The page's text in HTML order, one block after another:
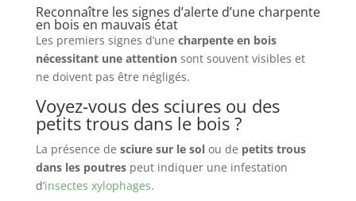
Reconnaître les signes d’alerte d’une charpente
en bois en mauvais état
Les premiers signes d’une charpente en bois
nécessitant une attentionsont souvent visibles et
ne doivent pas être négligés.
Voyez-vous des sciures ou des
petits trous dans le bois ?
La présence de sciure sur le solou de petits trous
dans les poutrespeut indiquer une infestation
d’insectes xylophages.